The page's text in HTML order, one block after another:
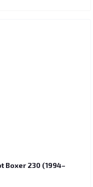
Boxer 230 (1994–